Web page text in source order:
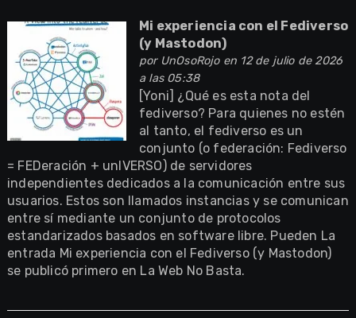
Mi experiencia con el Fediverso
(y Mastodon)
por UnOsoRojoen 12 de julio de 2026
a las 05:38
[Yoni] ¿Qué es esta nota del
fediverso? Para quienes no estén
al tanto, el fediverso es un
conjunto (o federación: Fediverso
= FEDeración + unIVERSO) de servidores
independientes dedicados a la comunicación entre sus
usuarios. Estos son llamados instancias y se comunican
entre sí mediante un conjunto de protocolos
estandarizados basados en software libre. Pueden La
entrada Mi experiencia con el Fediverso (y Mastodon)
se publicó primero en La Web No Basta.